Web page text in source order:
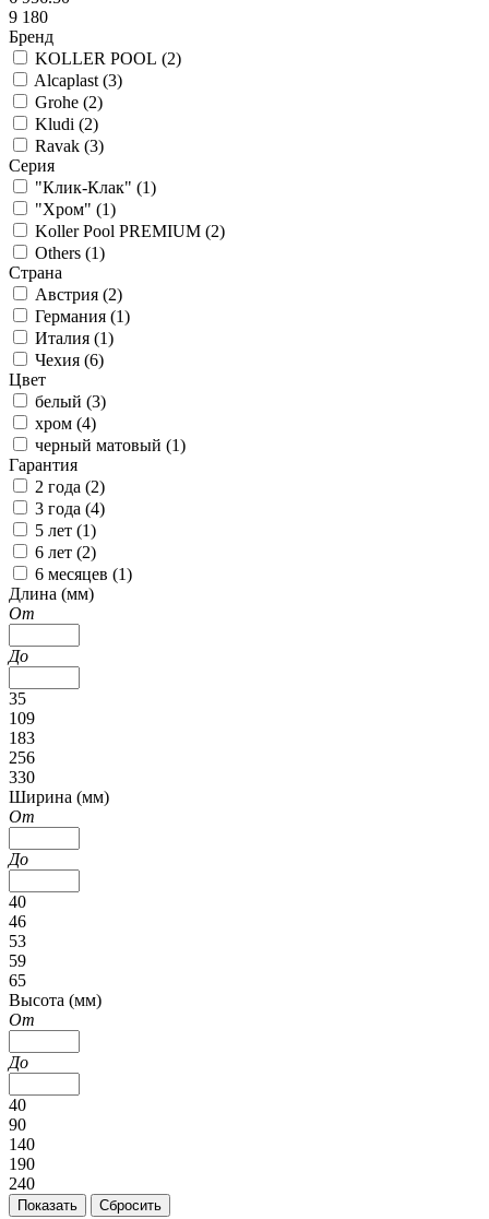
9 180
Бренд
KOLLER POOL (2)
Alcaplast (3)
Grohe (2)
Kludi (2)
Ravak (3)
Серия
"Клик-Клак" (1)
"Хром" (1)
Koller Pool PREMIUM (2)
Others (1)
Страна
Австрия (2)
Германия (1)
Италия (1)
Чехия (6)
Цвет
белый (3)
хром (4)
черный матовый (1)
Гарантия
2 года (2)
3 года (4)
5 лет (1)
6 лет (2)
6 месяцев (1)
Длина (мм)
От
До
35
109
183
256
330
Ширина (мм)
От
До
40
46
53
59
65
Высота (мм)
От
До
40
90
140
190
240